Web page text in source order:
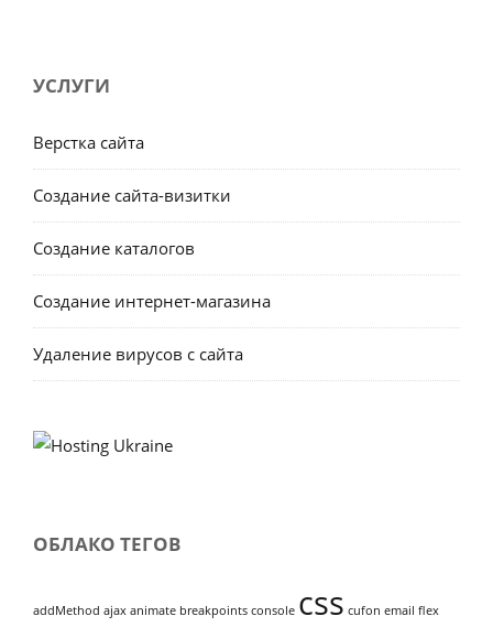
УСЛУГИ
Верстка сайта
Создание сайта-визитки
Создание каталогов
Создание интернет-магазина
Удаление вирусов с сайта
ОБЛАКО ТЕГОВ
addMethod ajax animate breakpoints console css cufon email flex